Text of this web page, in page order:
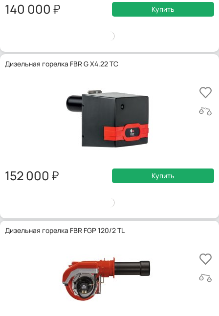
140 000 Купить
Дизельная горелка FBR G X4.22 TC
152 000 Купить
Дизельная горелка FBR FGP 120/2 TL